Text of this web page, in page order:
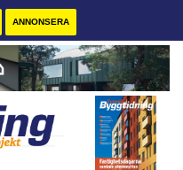
ANNONSERA